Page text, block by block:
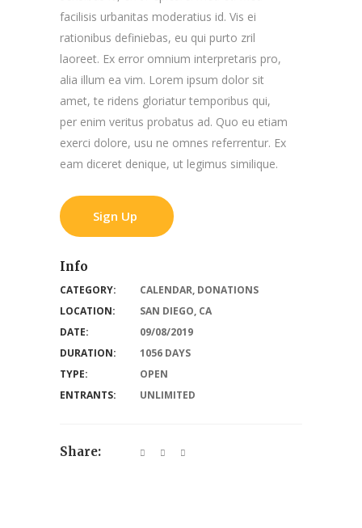
facilisis urbanitas moderatius id. Vis ei
rationibus definiebas, eu qui purto zril
laoreet. Ex error omnium interpretaris pro,
alia illum ea vim. Lorem ipsum dolor sit
amet, te ridens gloriatur temporibus qui,
per enim veritus probatus ad. Quo eu etiam
exerci dolore, usu ne omnes referrentur. Ex
eam diceret denique, ut legimus similique.
Sign Up
Info
CATEGORY: CALENDAR, DONATIONS
LOCATION:
SAN DIEGO, CA
DATE:
09/08/2019
DURATION:
1056 DAYS
TYPE:
OPEN
ENTRANTS:
UNLIMITED
Share: